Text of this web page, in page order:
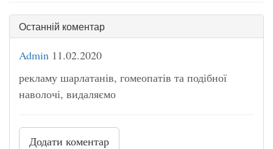
Останній коментар
Admin 11.02.2020
рекламу шарлатанів, гомеопатів та подібної
наволочі, видаляємо
Додати коментар